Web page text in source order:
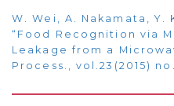
W. Wei, A. Nakamata, Y.
“Food Recognition via
Leakage from a
Process., vol.23(2015)